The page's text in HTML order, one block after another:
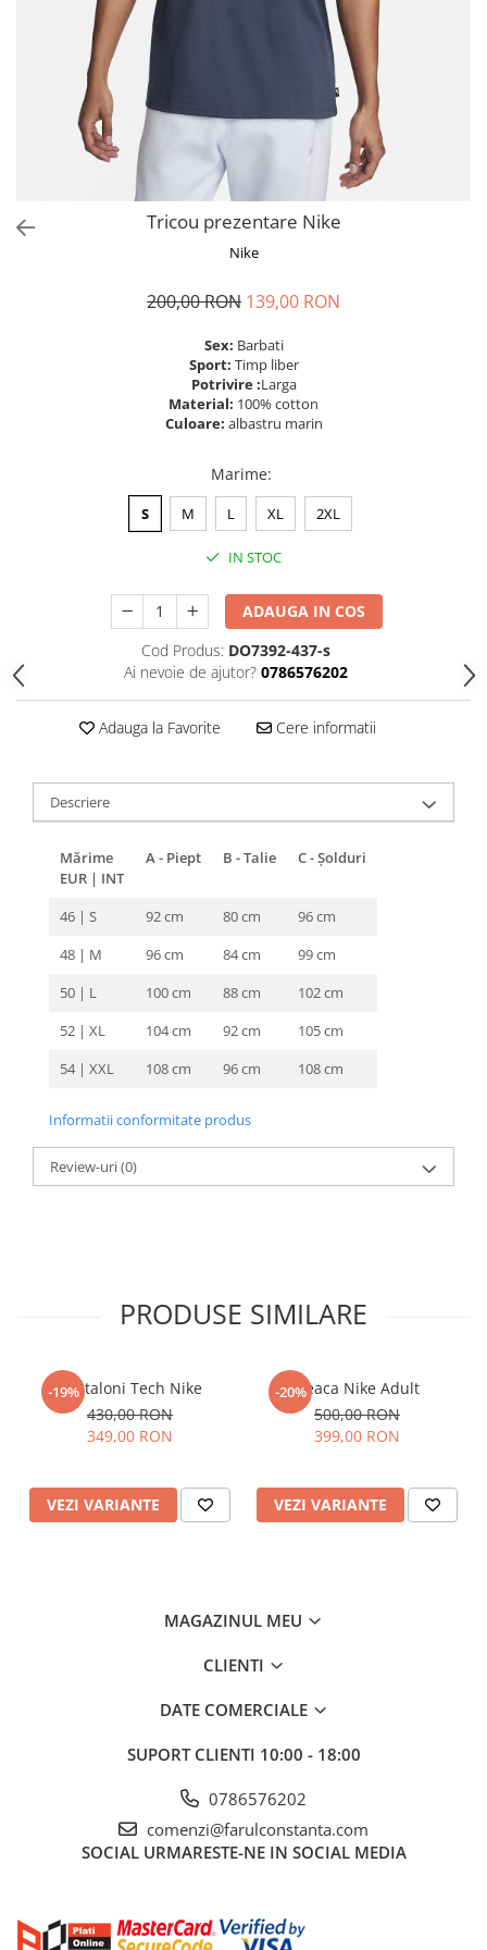
Tricou prezentare Nike
Nike
200,00 RON 139,00 RON
Sex: Barbati
Sport: Timp liber
Potrivire :Larga
Material: 100% cotton
Culoare: albastru marin
Marime:
S M L XL 2XL
IN STOC
ADAUGA IN COS
Cod Produs: DO7392-437-s
Ai nevoie de ajutor? 0786576202
Adauga la Favorite Cere informatii
Descriere
Mărime
EUR | INT
A - Piept B - Talie C - Șolduri
46 | S 92 cm 80 cm
96 cm
48 | M
96 cm 84 cm
99 cm
50 | L
100 cm 88 cm
102 cm
52 | XL
104 cm 92 cm
105 cm
54 | XXL
108 cm 96 cm 108 cm
Informatii conformitate produs
Review-uri(0)
PRODUSE SIMILARE
-19%
Pantaloni Tech Nike
430,00 RON
349,00 RON
VEZI VARIANTE
-20%Geaca Nike Adult
500,00 RON
399,00 RON
VEZI VARIANTE
MAGAZINUL MEU
CLIENTI
DATE COMERCIALE
SUPORT CLIENTI 10:00 - 18:00
0786576202
comenzi@farulconstanta.com
SOCIAL URMARESTE-NE IN SOCIAL MEDIA